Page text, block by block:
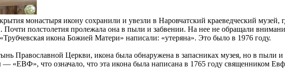
монастыря икону сохранили и увезли в Наровчатский краеведческий музей,
полстолетия пролежала она в пыли и забвении. На нее не обращали
икона Божией Матери» написали: «утеряна». Это было в 1976 году.
Православной Церкви, икона была обнаружена в запасниках музея, но в
— «ЕВФ», что означало, что эта икона была написана в 1765 году священником